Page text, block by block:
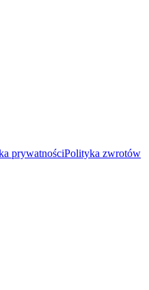
prywatnościPolityka zwrotów